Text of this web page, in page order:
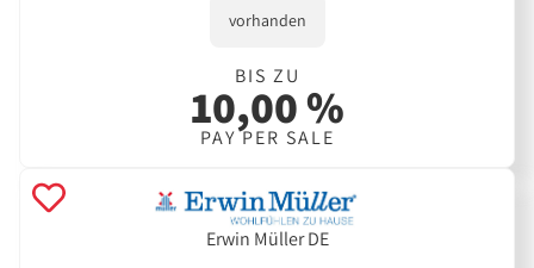
vorhanden
BIS ZU
10,00 %
PAY PER SALE
Erwin Müller DE